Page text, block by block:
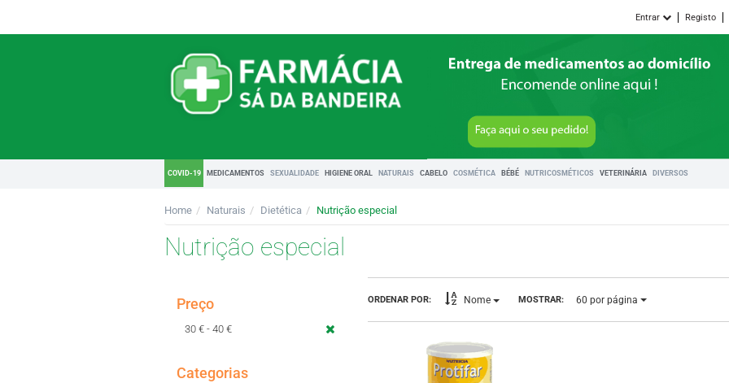
Entrar Registo
COVID-19 MEDICAMENTOS SEXUALIDADE HIGIENE ORAL NATURAIS CABELO COSMÉTICA BÉBÉ NUTRICOSMÉTICOS VETERINÁRIA DIVERSOS
Home Naturais Dietética Nutrição especial
Nutrição especial
Preço
30 € - 40 €
Categorias
ORDENAR POR: Nome MOSTRAR: 60 por página